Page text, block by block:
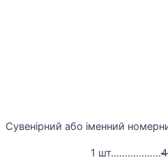
Сувенірний або іменний
1 шт..................